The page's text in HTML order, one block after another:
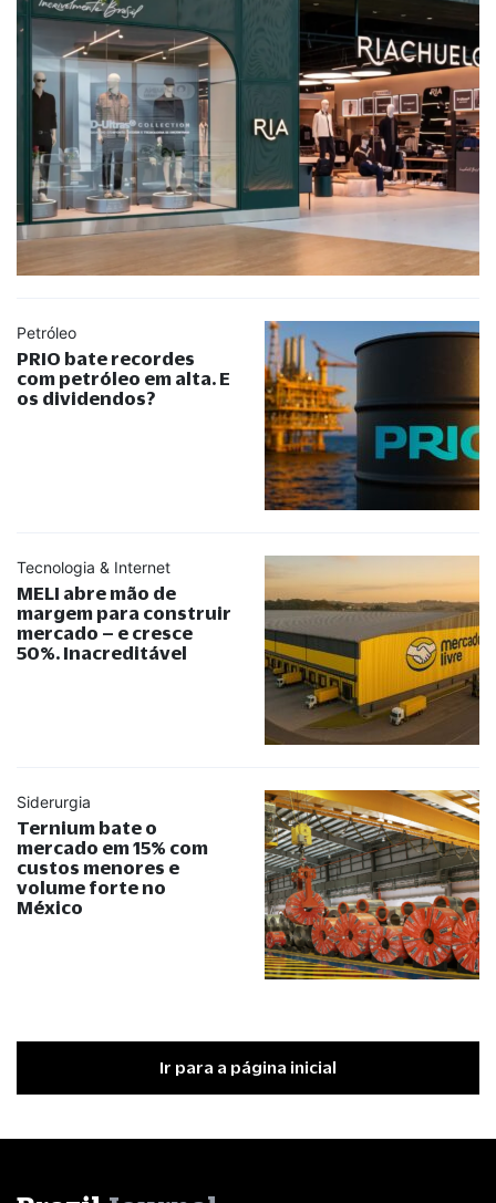
Petróleo
PRIO bate recordes
com petróleo em alta. E
os dividendos?
Tecnologia & Internet
MELI abre mão de
margem para construir
mercado – e cresce
50%. Inacreditável
Siderurgia
Ternium bate o
mercado em 15% com
custos menores e
volume forte no
México
Ir para a página inicial